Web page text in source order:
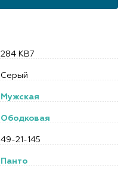
284 KB7
Серый
Мужская
Ободковая
49-21-145
Панто